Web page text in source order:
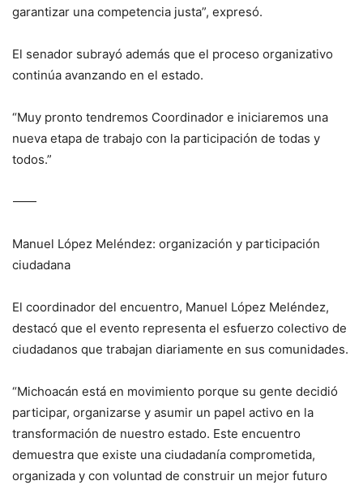
garantizar una competencia justa”, expresó.
El senador subrayó además que el proceso organizativo
continúa avanzando en el estado.
“Muy pronto tendremos Coordinador e iniciaremos una
nueva etapa de trabajo con la participación de todas y
todos.”
⸻
Manuel López Meléndez: organización y participación
ciudadana
El coordinador del encuentro, Manuel López Meléndez,
destacó que el evento representa el esfuerzo colectivo de
ciudadanos que trabajan diariamente en sus comunidades.
“Michoacán está en movimiento porque su gente decidió
participar, organizarse y asumir un papel activo en la
transformación de nuestro estado. Este encuentro
demuestra que existe una ciudadanía comprometida,
organizada y con voluntad de construir un mejor futuro